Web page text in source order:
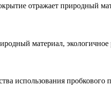
отражает природный
материал, экологичное
использования